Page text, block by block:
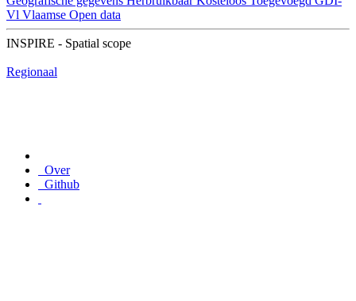
Vl Vlaamse Open data
INSPIRE - Spatial scope
Regionaal
Over
Github